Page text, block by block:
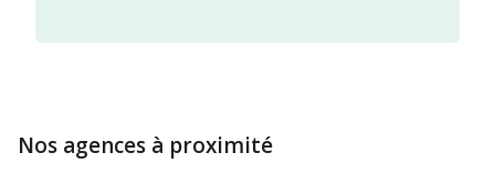
Nos agences à proximité